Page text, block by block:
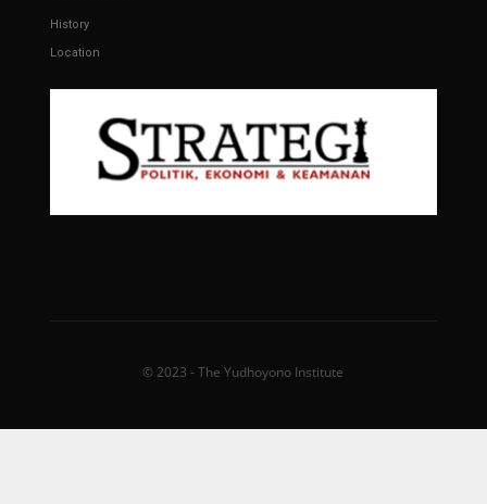
History
Location
© 2023 - The Yudhoyono Institute